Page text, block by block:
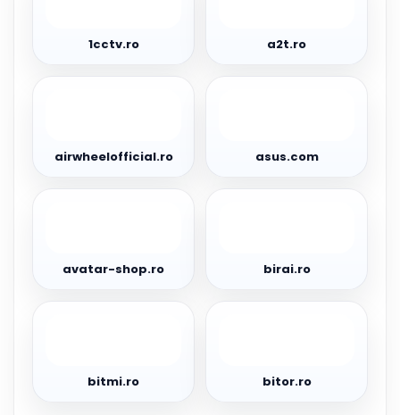
1cctv.ro a2t.ro
airwheelofficial.ro asus.com
avatar-shop.ro birai.ro
bitmi.ro bitor.ro